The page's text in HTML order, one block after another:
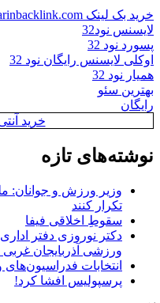
خرید بک لینک behtarinbacklink.com
لایسنس نود32
پسورد نود 32
اوکلی لایسنس رایگان نود 32
همیار نود 32
بهترین سئو
رایگان
خرید
نوشته‌های تازه
وزیر ورزش و جوانان:
تکرار کنند
سقوطِ اخلاقی فیفا
دکتر نوروزی دفتر
ورزشی آذربایجان غربی
انتخابات
پرسپولیس افشا کرد!